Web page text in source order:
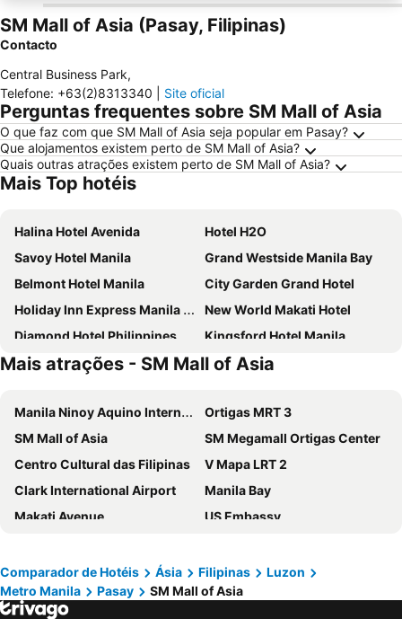
SM Mall of Asia (Pasay, Filipinas)
Contacto
Central Business Park,
Telefone: +63(2)8313340 Site oficial
Perguntas frequentes sobre SM Mall of Asia
O que faz com que SM Mall of Asia seja popular em Pasay?
Que alojamentos existem perto de SM Mall of Asia?
Quais outras atrações existem perto de SM Mall of Asia?
Mais Top hotéis
Halina Hotel Avenida
Hotel H2O
Savoy Hotel Manila
Grand Westside Manila Bay
Belmont Hotel Manila
City Garden Grand Hotel
Holiday Inn Express Manila Newport City by IHG
New World Makati Hotel
Diamond Hotel Philippines
Kingsford Hotel Manila
Holiday Inn & Suites Manila Galleria By Ihg
Ramada by Wyndham Manila Central
The Peninsula Manila
Bayview Park Hotel Manila
The Bayleaf Intramuros
New Coast Hotel Manila
1775 Adriatico Suites
The Picasso Boutique Serviced Residences
Solaire Resort Entertainment City
Golden Phoenix Hotel Manila
Conrad Manila
Holiday Inn & Suites Makati By Ihg
Citadines Benavidez Makati
Miramar Hotel
OYO 769 Poblacion Suites Polaris
City Garden Hotel Makati
Mais atrações - SM Mall of Asia
Manila Ninoy Aquino International Airport
Ortigas MRT 3
SM Mall of Asia
SM Megamall Ortigas Center
Centro Cultural das Filipinas
V Mapa LRT 2
Clark International Airport
Manila Bay
Makati Avenue
US Embassy
Quiapo Church
Abad Santos LRT 1
Manila Yacht Club
Ermita
Comparador de Hotéis Ásia Filipinas
Luzon
Metro Manila
Pasay SM Mall of Asia